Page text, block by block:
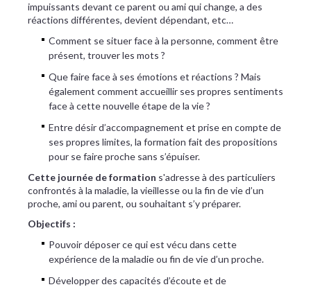
impuissants devant ce parent ou ami qui change, a des
réactions différentes, devient dépendant, etc…
Comment se situer face à la personne, comment être
présent, trouver les mots ?
Que faire face à ses émotions et réactions ? Mais
également comment accueillir ses propres sentiments
face à cette nouvelle étape de la vie ?
Entre désir d’accompagnement et prise en compte de
ses propres limites, la formation fait des propositions
pour se faire proche sans s’épuiser.
Cette journée de formation s'adresse à des particuliers
confrontés à la maladie, la vieillesse ou la fin de vie d’un
proche, ami ou parent, ou souhaitant s’y préparer.
Objectifs :
Pouvoir déposer ce qui est vécu dans cette
expérience de la maladie ou fin de vie d’un proche.
Développer des capacités d’écoute et de